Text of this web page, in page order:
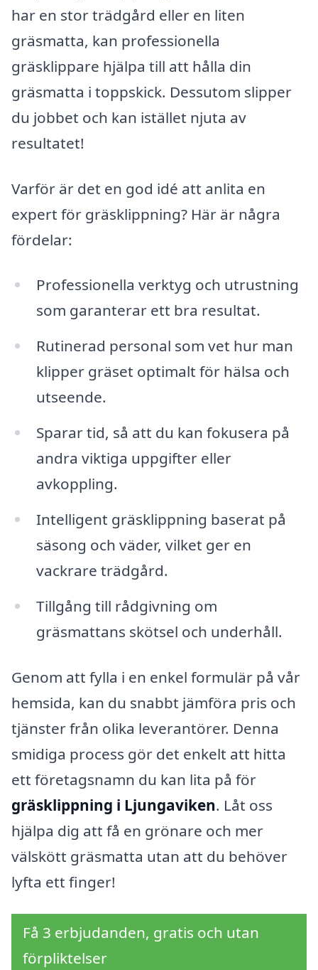
har en stor trädgård eller en liten
gräsmatta, kan professionella
gräsklippare hjälpa till att hålla din
gräsmatta i toppskick. Dessutom slipper
du jobbet och kan istället njuta av
resultatet!
Varför är det en god idé att anlita en
expert för gräsklippning? Här är några
fördelar:
Professionella verktyg och utrustning
som garanterar ett bra resultat.
Rutinerad personal som vet hur man
klipper gräset optimalt för hälsa och
utseende.
Sparar tid, så att du kan fokusera på
andra viktiga uppgifter eller
avkoppling.
Intelligent gräsklippning baserat på
säsong och väder, vilket ger en
vackrare trädgård.
Tillgång till rådgivning om
gräsmattans skötsel och underhåll.
Genom att fylla i en enkel formulär på vår
hemsida, kan du snabbt jämföra pris och
tjänster från olika leverantörer. Denna
smidiga process gör det enkelt att hitta
ett företagsnamn du kan lita på för
gräsklippning i Ljungaviken. Låt oss
hjälpa dig att få en grönare och mer
välskött gräsmatta utan att du behöver
lyfta ett finger!
Få 3 erbjudanden, gratis och utan
förpliktelser